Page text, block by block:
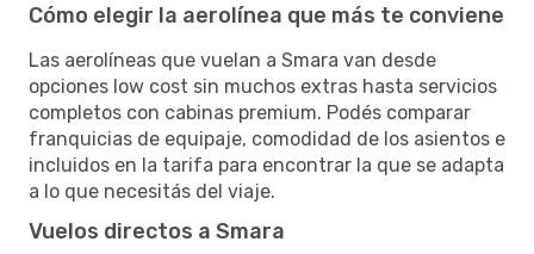
Cómo elegir la aerolínea que más te conviene
Las aerolíneas que vuelan a Smara van desde
opciones low cost sin muchos extras hasta servicios
completos con cabinas premium. Podés comparar
franquicias de equipaje, comodidad de los asientos e
incluidos en la tarifa para encontrar la que se adapta
a lo que necesitás del viaje.
Vuelos directos a Smara